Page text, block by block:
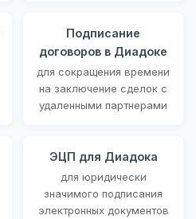
Подписание
договоров в Диадоке
для сокращения времени
на заключение сделок с
удаленными партнерами
ЭЦП для Диадока
для юридически
значимого подписания
электронных документов